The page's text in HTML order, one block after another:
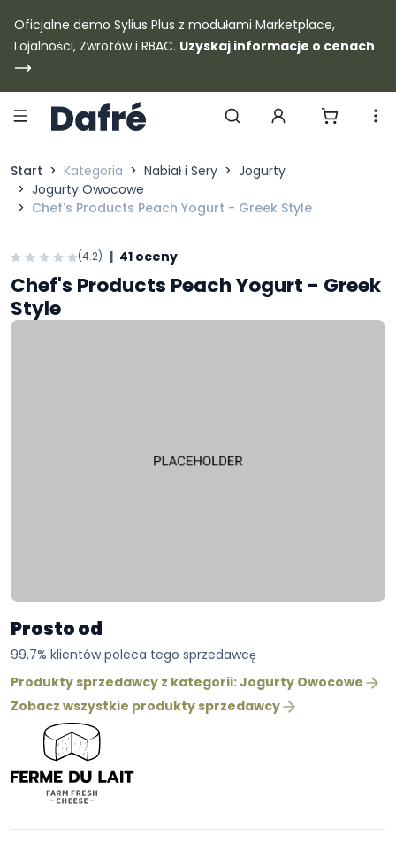
Dafre
Oficjalne demo Sylius Plus z modułami Marketplace,
Lojalności, Zwrotów i RBAC. Uzyskaj informacje o cenach
Start
Kategoria Nabiał i Sery
Jogurty
Jogurty Owocowe
Chef's Products Peach Yogurt - Greek Style
(4.2) | 41 oceny
Chef's Products Peach Yogurt - Greek
Style
Prosto od
99,7% klientów poleca tego sprzedawcę
Produkty sprzedawcy z kategorii: Jogurty Owocowe
Zobacz wszystkie produkty sprzedawcy